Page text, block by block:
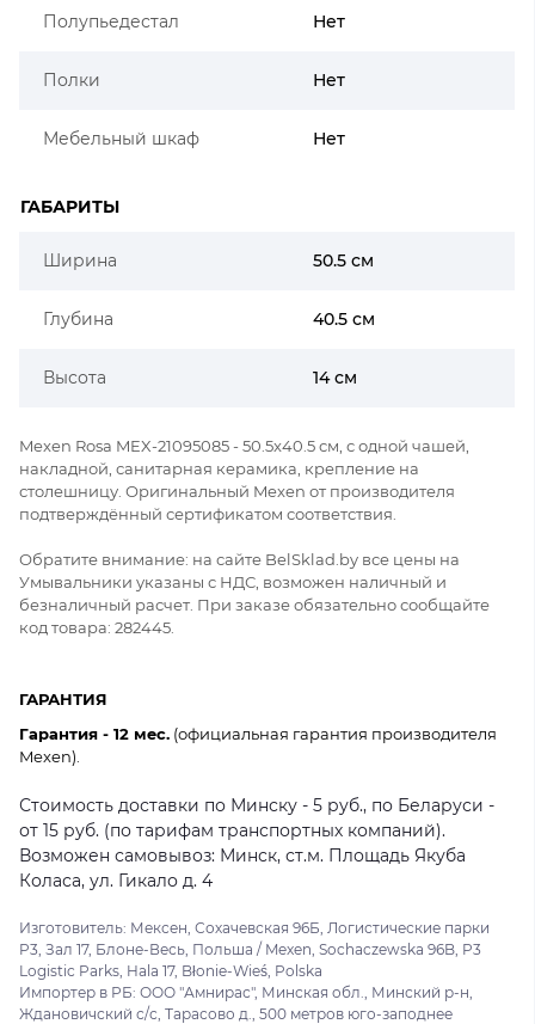
Полупьедестал Нет
Полки Нет
Мебельный шкаф Нет
ГАБАРИТЫ
Ширина 50.5 см
Глубина 40.5 см
Высота 14 см
Mexen Rosa MEX-21095085 - 50.5x40.5 см, с одной чашей,
накладной, санитарная керамика, крепление на
столешницу. Оригинальный Mexen от производителя
подтверждённый сертификатом соответствия.
Обратите внимание: на сайте BelSklad.by все цены на
Умывальники указаны с НДС, возможен наличный и
безналичный расчет. При заказе обязательно сообщайте
код товара: 282445.
ГАРАНТИЯ
Гарантия - 12 мес. (официальная гарантия производителя
Mexen).
Стоимость доставки по Минску - 5 руб., по Беларуси -
от 15 руб. (по тарифам транспортных компаний).
Возможен самовывоз: Минск, ст.м. Площадь Якуба
Коласа, ул. Гикало д. 4
Изготовитель: Мексен, Сохачевская 96Б, Логистические парки
P3, Зал 17, Блоне-Весь, Польша / Mexen, Sochaczewska 96B, P3
Logistic Parks, Hala 17, Błonie-Wieś, Polska
Импортер в РБ: ООО "Амнирас", Минская обл., Минский р-н,
Ждановичский с/с, Тарасово д., 500 метров юго-заподнее